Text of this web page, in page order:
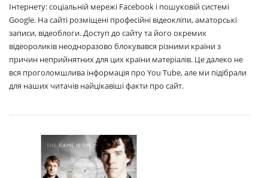
Інтернету: соціальній мережі Facebook і пошуковій системі
Google. На сайті розміщені професійні відеокліпи, аматорські
записи, відеоблоги. Доступ до сайту та його окремих
відеороликів неодноразово блокувався різними країни з
причин неприйнятних для цих країни матеріалів. Це далеко не
вся проголомшлива інформація про You Tube, але ми підібрали
для наших читачів найцікавіші факти про сайт.